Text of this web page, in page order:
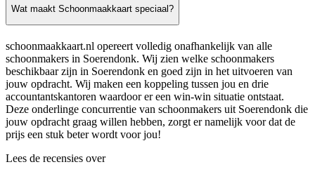
Wat maakt Schoonmaakkaart speciaal?
schoonmaakkaart.nl opereert volledig onafhankelijk van alle
schoonmakers in Soerendonk. Wij zien welke schoonmakers
beschikbaar zijn in Soerendonk en goed zijn in het uitvoeren van
jouw opdracht. Wij maken een koppeling tussen jou en drie
accountantskantoren waardoor er een win-win situatie ontstaat.
Deze onderlinge concurrentie van schoonmakers uit Soerendonk die
jouw opdracht graag willen hebben, zorgt er namelijk voor dat de
prijs een stuk beter wordt voor jou!
Lees de recensies over